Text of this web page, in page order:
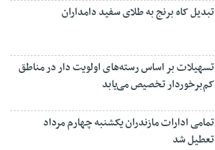
تبدیل کاه برنج به طلای سفید دامداران
تسهیلات بر اساس رسته‌های اولویت دار در مناطق
کم‌برخوردار تخصیص می‌یابد
تمامی ادارات مازندران یکشنبه چهارم مرداد
تعطیل شد